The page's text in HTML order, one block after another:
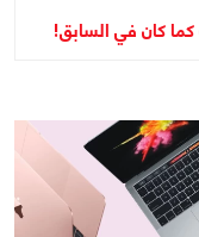
كما كان في السابق!